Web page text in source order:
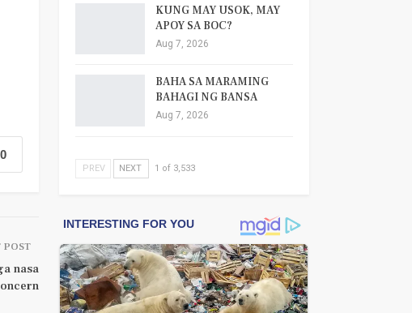
0
POST
nasa
KUNG MAY USOK, MAY
APOY SA BOC?
Aug 7, 2026
BAHA SA MARAMING
BAHAGI NG BANSA
Aug 7, 2026
PREV NEXT 1 of 3,533